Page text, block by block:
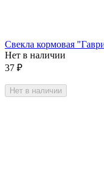
Свекла кормовая
Нет в наличии
37 ₽
Нет в наличии